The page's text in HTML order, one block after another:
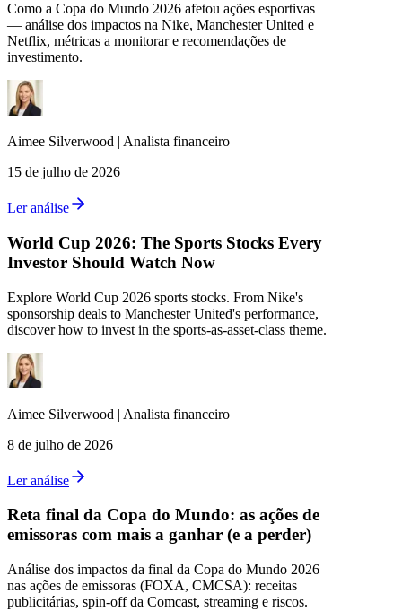
Como a Copa do Mundo 2026 afetou ações esportivas
— análise dos impactos na Nike, Manchester United e
Netflix, métricas a monitorar e recomendações de
investimento.
Aimee Silverwood | Analista financeiro
15 de julho de 2026
Ler análise
World Cup 2026: The Sports Stocks Every
Investor Should Watch Now
Explore World Cup 2026 sports stocks. From Nike's
sponsorship deals to Manchester United's performance,
discover how to invest in the sports-as-asset-class theme.
Aimee Silverwood | Analista financeiro
8 de julho de 2026
Ler análise
Reta final da Copa do Mundo: as ações de
emissoras com mais a ganhar (e a perder)
Análise dos impactos da final da Copa do Mundo 2026
nas ações de emissoras (FOXA, CMCSA): receitas
publicitárias, spin-off da Comcast, streaming e riscos.